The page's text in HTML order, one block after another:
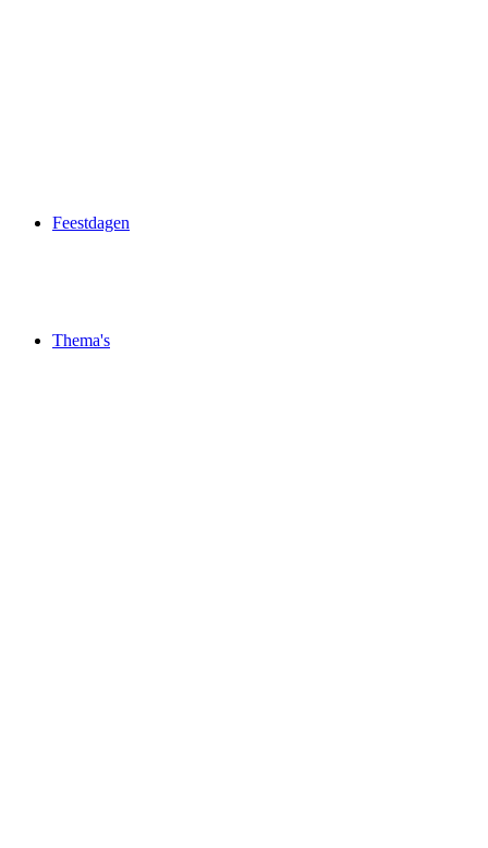
Feestdagen
Thema's